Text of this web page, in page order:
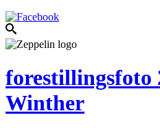
forestillingsfoto
Winther